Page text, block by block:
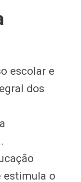
nas
artes e
o
aprendizagem